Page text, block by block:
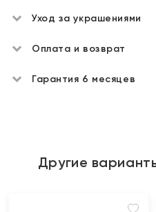
Уход за украшениями
Оплата и возврат
Гарантия 6 месяцев
Другие